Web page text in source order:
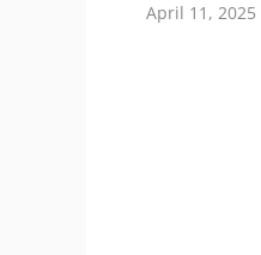
April 11, 2025